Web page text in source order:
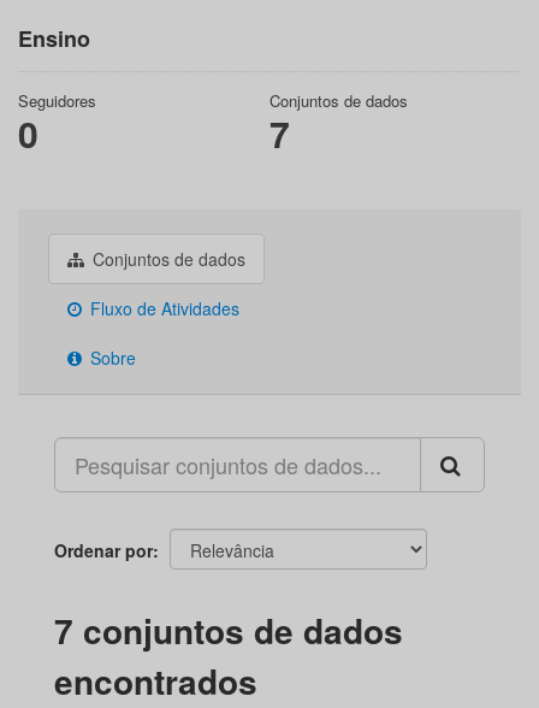
Ensino
Seguidores
0
Conjuntos de dados
7
Conjuntos de dados
Fluxo de Atividades
Sobre
Ordenar por
7 conjuntos de dados
encontrados